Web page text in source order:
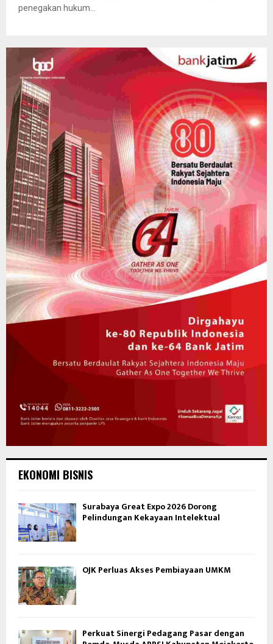
penegakan hukum...
EKONOMI BISNIS
Surabaya Great Expo 2026 Dorong
Pelindungan Kekayaan Intelektual
OJK Perluas Akses Pembiayaan UMKM
Perkuat Sinergi Pedagang Pasar dengan